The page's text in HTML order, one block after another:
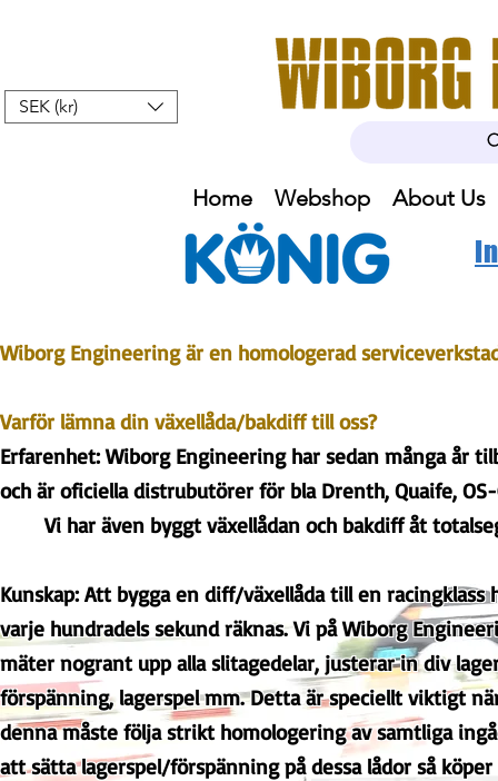
SEK (kr)
Home Webshop About Us
Wiborg Engineering är en homologerad
Varför lämna din växellåda/bakdiff till oss?
Erfarenhet: Wiborg Engineering har sedan många år
och är oficiella distrubutörer för bla Drenth, Quaife, OS-
Vi har även byggt växellådan och bakdiff åt
Kunskap: Att bygga en diff/växellåda till en
varje hundradels sekund räknas. Vi på Wiborg
mäter nogrant upp alla slitagedelar, justerar in div
förspänning, lagerspel mm. Detta är speciellt viktigt
denna måste följa strikt homologering av samtliga
att sätta lagerspel/förspänning på dessa lådor så